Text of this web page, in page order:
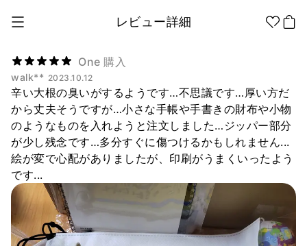
One 購入
walk** 2023.10.12
辛い大根の臭いがするようです…不思議です…厚い方だ
から丈夫そうですが…小さな手帳や手書きの財布や小物
のようなものを入れようと注文しました…ジッパー部分
が少し残念です…多分すぐに傷つけるかもしれません...
絵が変で心配がありましたが、印刷がうまくいったよう
です...
レビュー詳細
1個から制作
販促品/
ノベルティ
グッズ作りの
ノウハウ
アパレル
ファッション小物
ファングッズ
ステッカー
アパレル カテゴリー
Tシャツ シャツ